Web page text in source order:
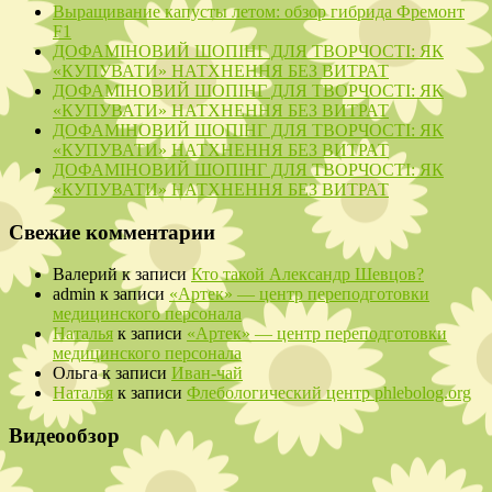
Выращивание капусты летом: обзор гибрида Фремонт
F1
ДОФАМІНОВИЙ ШОПІНГ ДЛЯ ТВОРЧОСТІ: ЯК
«КУПУВАТИ» НАТХНЕННЯ БЕЗ ВИТРАТ
ДОФАМІНОВИЙ ШОПІНГ ДЛЯ ТВОРЧОСТІ: ЯК
«КУПУВАТИ» НАТХНЕННЯ БЕЗ ВИТРАТ
ДОФАМІНОВИЙ ШОПІНГ ДЛЯ ТВОРЧОСТІ: ЯК
«КУПУВАТИ» НАТХНЕННЯ БЕЗ ВИТРАТ
ДОФАМІНОВИЙ ШОПІНГ ДЛЯ ТВОРЧОСТІ: ЯК
«КУПУВАТИ» НАТХНЕННЯ БЕЗ ВИТРАТ
Свежие комментарии
Валерийк записиКто такой Александр Шевцов?
admin к записи «Артек» — центр переподготовки
медицинского персонала
Наталья к записи «Артек» — центр переподготовки
медицинского персонала
Ольгак записи Иван-чай
Наталья к записи Флебологический центр phlebolog.org
Видеообзор